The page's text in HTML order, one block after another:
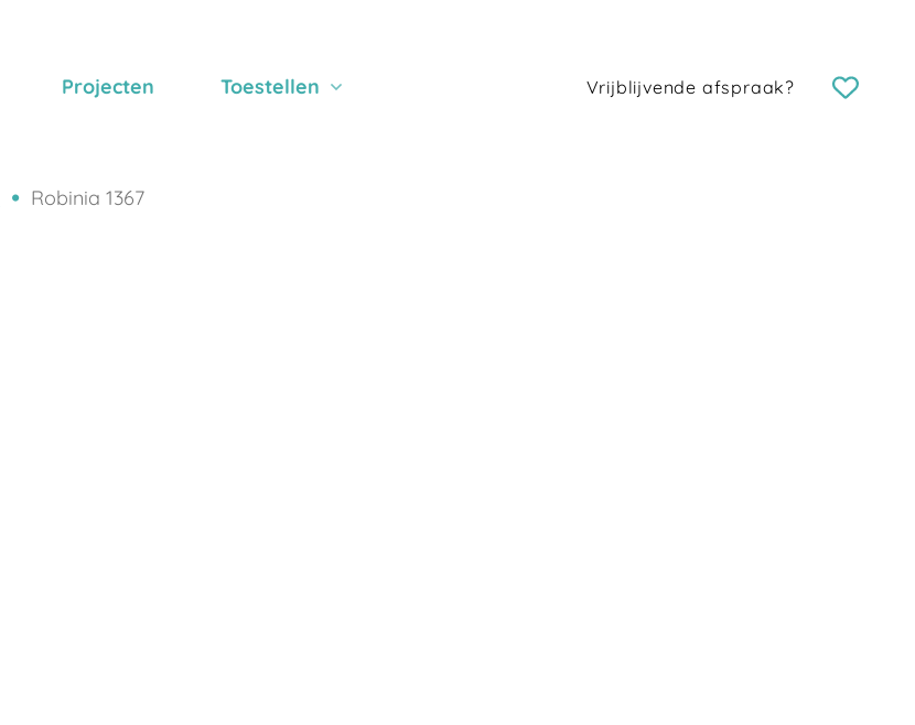
Projecten Toestellen Vrijblijvende afspraak?
Robinia 1367